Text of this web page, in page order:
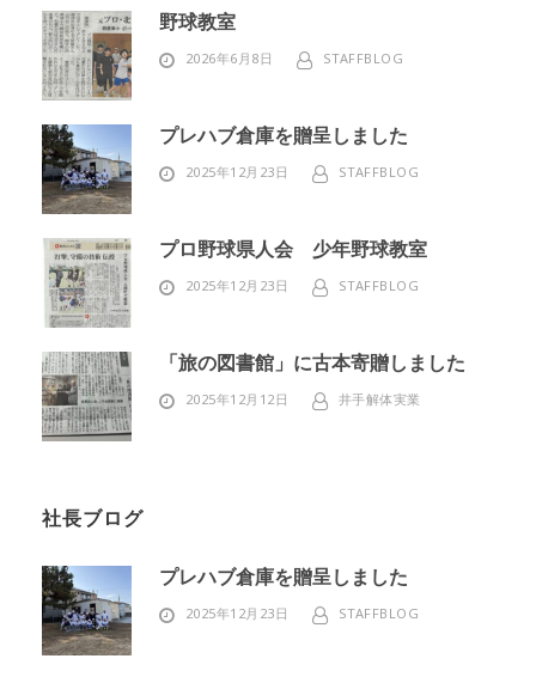
野球教室
2026年6月8日 STAFFBLOG
プレハブ倉庫を贈呈しました
2025年12月23日 STAFFBLOG
プロ野球県人会 少年野球教室
2025年12月23日 STAFFBLOG
「旅の図書館」に古本寄贈しました
2025年12月12日 井手解体実業
社長ブログ
プレハブ倉庫を贈呈しました
2025年12月23日 STAFFBLOG